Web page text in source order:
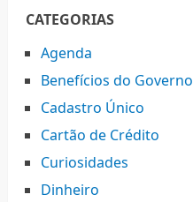
CATEGORIAS
Agenda
Benefícios do Governo
Cadastro Único
Cartão de Crédito
Curiosidades
Dinheiro